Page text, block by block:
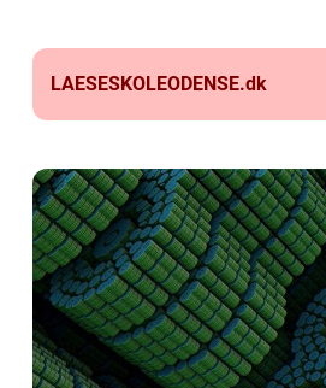
LAESESKOLEODENSE.dk